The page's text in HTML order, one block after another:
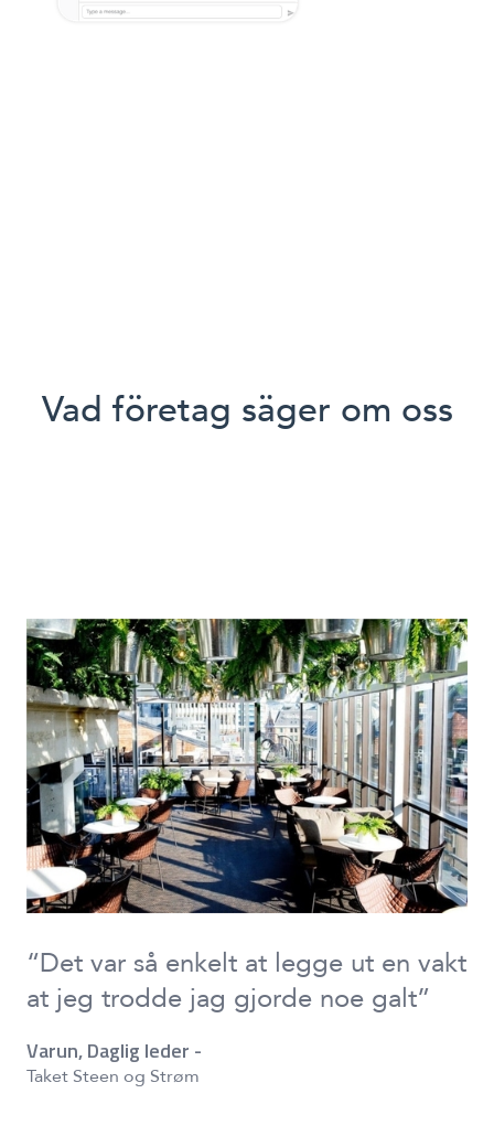
Vad företag säger om oss
“Det var så enkelt at legge ut en vakt
at jeg trodde jag gjorde noe galt”
Varun, Daglig leder -
Taket Steen og Strøm